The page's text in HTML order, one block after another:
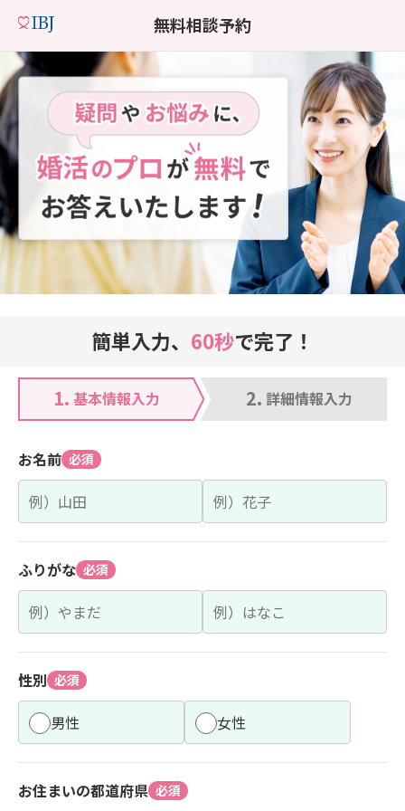
無料相談予約
簡単入力、 60秒で完了！
1. 基本情報入力 2. 詳細情報入力
お名前 必須
ふりがな 必須
性別 必須
男性 女性
お住まいの都道府県 必須